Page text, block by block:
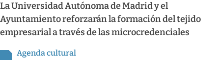
La Universidad Autónoma de Madrid y el
Ayuntamiento reforzarán la formación del tejido
empresarial a través de las microcredenciales
Agenda cultural